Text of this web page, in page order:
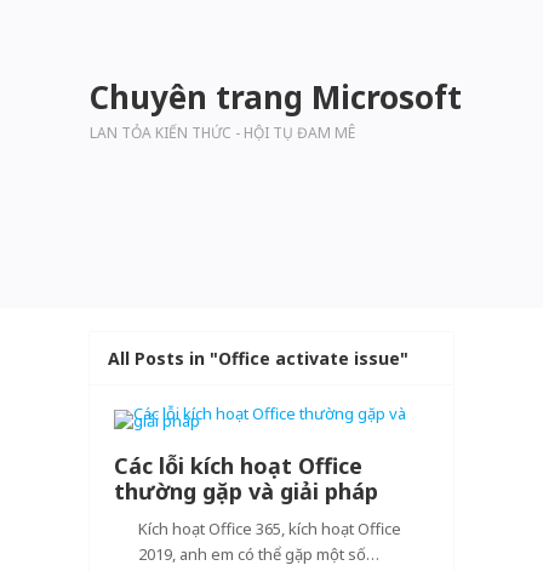
Chuyên trang Microsoft
LAN TỎA KIẾN THỨC - HỘI TỤ ĐAM MÊ
All Posts in "Office activate issue"
Các lỗi kích hoạt Office
thường gặp và giải pháp
Kích hoạt Office 365, kích hoạt Office
2019, anh em có thể gặp một số…